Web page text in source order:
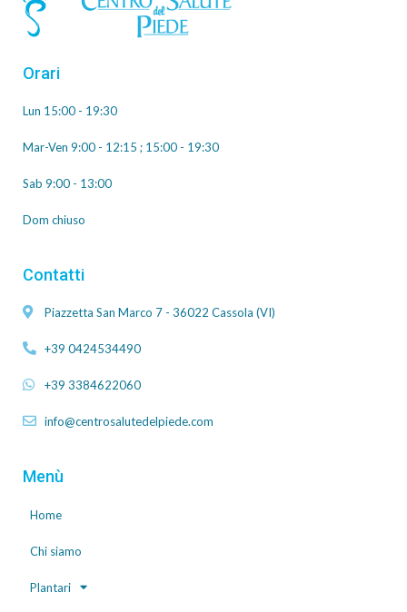
Orari
Lun 15:00 - 19:30
Mar-Ven 9:00 - 12:15 ; 15:00 - 19:30
Sab 9:00 - 13:00
Dom chiuso
Contatti
Piazzetta San Marco 7 - 36022 Cassola (VI)
+39 0424534490
+39 3384622060
info@centrosalutedelpiede.com
Menù
Home
Chi siamo
Plantari